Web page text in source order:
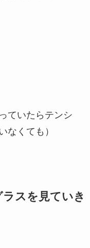
ていたらテンシ
なくても）
スを見ていき